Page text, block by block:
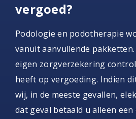
vergoed?
Podologie en podotherapie
vanuit aanvullende
eigen zorgverzekering
heeft op vergoeding. Indien
wij, in de meeste gevallen,
dat geval betaald u alleen